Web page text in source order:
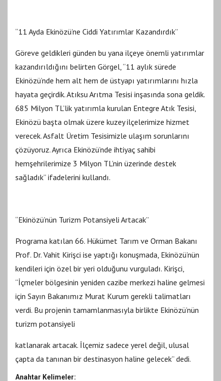
“11 Ayda Ekinözü’ne Ciddi Yatırımlar Kazandırdık”
Göreve geldikleri günden bu yana ilçeye önemli yatırımlar
kazandırıldığını belirten Görgel, “11 aylık sürede
Ekinözü’nde hem alt hem de üstyapı yatırımlarını hızla
hayata geçirdik. Atıksu Arıtma Tesisi inşasında sona geldik.
685 Milyon TL’lik yatırımla kurulan Entegre Atık Tesisi,
Ekinözü başta olmak üzere kuzey ilçelerimize hizmet
verecek. Asfalt Üretim Tesisimizle ulaşım sorunlarını
çözüyoruz. Ayrıca Ekinözü’nde ihtiyaç sahibi
hemşehrilerimize 3 Milyon TL’nin üzerinde destek
sağladık” ifadelerini kullandı.
“Ekinözü’nün Turizm Potansiyeli Artacak”
Programa katılan 66. Hükümet Tarım ve Orman Bakanı
Prof. Dr. Vahit Kirişci ise yaptığı konuşmada, Ekinözü’nün
kendileri için özel bir yeri olduğunu vurguladı. Kirişci,
“İçmeler bölgesinin yeniden cazibe merkezi haline gelmesi
için Sayın Bakanımız Murat Kurum gerekli talimatları
verdi. Bu projenin tamamlanmasıyla birlikte Ekinözü’nün
turizm potansiyeli
katlanarak artacak. İlçemiz sadece yerel değil, ulusal
çapta da tanınan bir destinasyon haline gelecek” dedi.
Anahtar Kelimeler: